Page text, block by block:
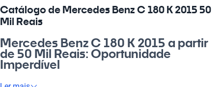
Catálogo de Mercedes Benz C 180 K 2015 50
Mil Reais
Mercedes Benz C 180 K 2015 a partir
de 50 Mil Reais: Oportunidade
Imperdível
Se você está buscando elegância e performance, o Mercedes